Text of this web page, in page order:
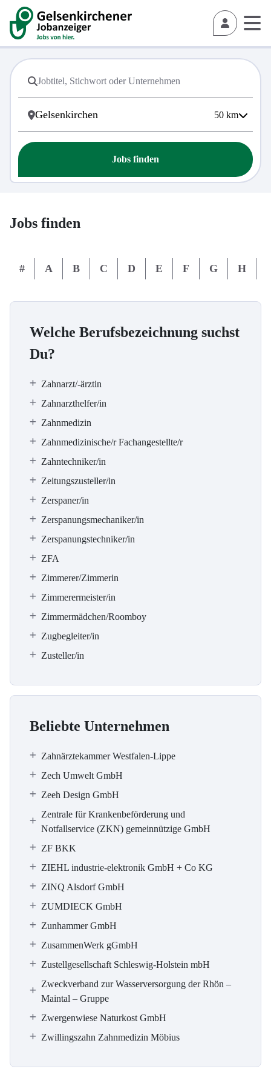
50 km
Jobs finden
Jobs finden
# A B C D E F G H
Welche Berufsbezeichnung suchst
Du?
Zahnarzt/-ärztin
Zahnarzthelfer/in
Zahnmedizin
Zahnmedizinische/r Fachangestellte/r
Zahntechniker/in
Zeitungszusteller/in
Zerspaner/in
Zerspanungsmechaniker/in
Zerspanungstechniker/in
ZFA
Zimmerer/Zimmerin
Zimmerermeister/in
Zimmermädchen/Roomboy
Zugbegleiter/in
Zusteller/in
Beliebte Unternehmen
Zahnärztekammer Westfalen-Lippe
Zech Umwelt GmbH
Zeeh Design GmbH
Zentrale für Krankenbeförderung und
Notfallservice (ZKN) gemeinnützige GmbH
ZF BKK
ZIEHL industrie-elektronik GmbH + Co KG
ZINQ Alsdorf GmbH
ZUMDIECK GmbH
Zunhammer GmbH
ZusammenWerk gGmbH
Zustellgesellschaft Schleswig-Holstein mbH
Zweckverband zur Wasserversorgung der Rhön –
Maintal – Gruppe
Zwergenwiese Naturkost GmbH
Zwillingszahn Zahnmedizin Möbius